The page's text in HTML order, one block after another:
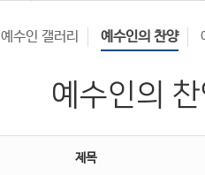
예수인 갤러리 예수인의 찬양
예수인의
제목